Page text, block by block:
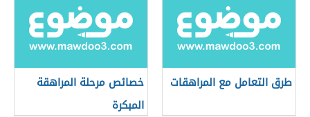
طرق التعامل مع المراهقات
خصائص مرحلة المراهقة
المبكرة